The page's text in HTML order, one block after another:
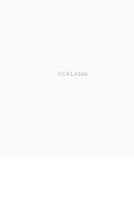
REKLAMA